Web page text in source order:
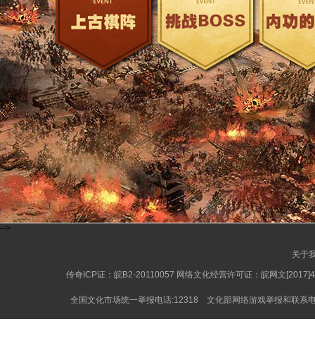
-->
关于
传奇 ICP证：皖B2-20110057 网络文化经营许可证：皖网文
全国文化市场统一举报电话:12318 文化部网络游戏举报和联系